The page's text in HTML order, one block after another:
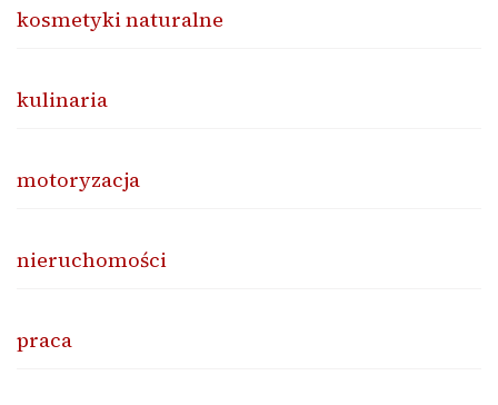
kosmetyki naturalne
kulinaria
motoryzacja
nieruchomości
praca